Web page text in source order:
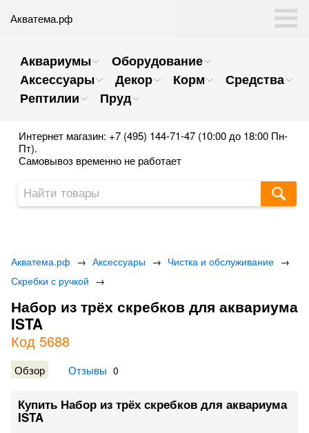
Акватема.рф
Аквариумы
Оборудование
Аксессуары
Декор Корм
Средства
Рептилии
Пруд
Интернет магазин: +7 (495) 144-71-47 (10:00 до 18:00 Пн-
Пт).
Самовывоз временно не работает
Акватема.рф → Аксессуары → Чистка и обслуживание →
Скребки с ручкой →
Набор из трёх скребков для аквариума
ISTA
Код 5688
Обзор Отзывы 0
Купить Набор из трёх скребков для аквариума
ISTA